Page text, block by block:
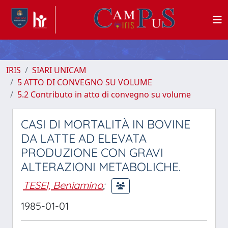
IRIS
SIARI UNICAM
5 ATTO DI CONVEGNO SU VOLUME
5.2 Contributo in atto di convegno su volume
CASI DI MORTALITÀ IN BOVINE
DA LATTE AD ELEVATA
PRODUZIONE CON GRAVI
ALTERAZIONI METABOLICHE.
TESEI, Beniamino;
1985-01-01